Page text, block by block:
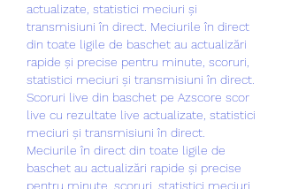
actualizate, statistici meciuri și
transmisiuni în direct. Meciurile în direct
din toate ligile de baschet au actualizări
rapide și precise pentru minute, scoruri,
statistici meciuri și transmisiuni în direct.
Scoruri live din baschet pe Azscore scor
live cu rezultate live actualizate, statistici
meciuri și transmisiuni în direct.
Meciurile în direct din toate ligile de
baschet au actualizări rapide și precise
pentru minute, scoruri, statistici meciuri